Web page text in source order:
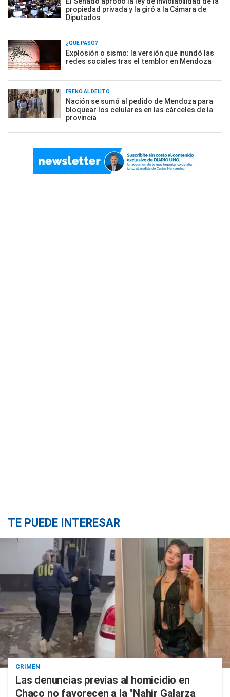
propiedad privada y la giró a la Cámara de
Diputados
¿QUÉ PASÓ?
Explosión o sismo: la versión que inundó las
redes sociales tras el temblor en Mendoza
FRENO AL DELITO
Nación se sumó al pedido de Mendoza para
bloquear los celulares en las cárceles de la
provincia
TE PUEDE INTERESAR
CRIMEN
Las denuncias previas al homicidio en
Chaco no favorecen a la "Nahir Galarza